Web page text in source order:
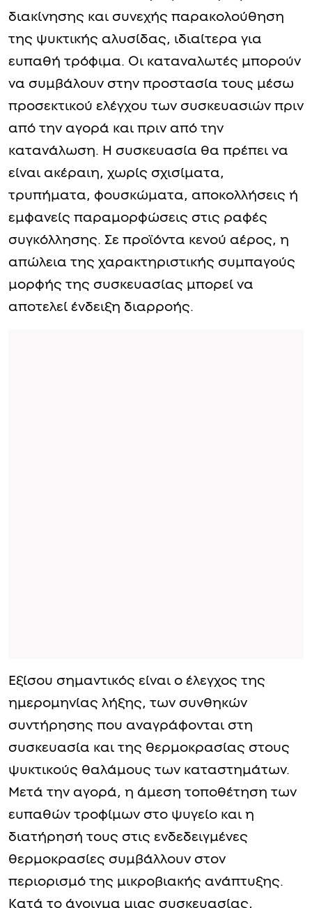
διακίνησης και συνεχής παρακολούθηση
της ψυκτικής αλυσίδας, ιδιαίτερα για
ευπαθή τρόφιμα. Οι καταναλωτές μπορούν
να συμβάλουν στην προστασία τους μέσω
προσεκτικού ελέγχου των συσκευασιών πριν
από την αγορά και πριν από την
κατανάλωση. Η συσκευασία θα πρέπει να
είναι ακέραιη, χωρίς σχισίματα,
τρυπήματα, φουσκώματα, αποκολλήσεις ή
εμφανείς παραμορφώσεις στις ραφές
συγκόλλησης. Σε προϊόντα κενού αέρος, η
απώλεια της χαρακτηριστικής συμπαγούς
μορφής της συσκευασίας μπορεί να
αποτελεί ένδειξη διαρροής.
Εξίσου σημαντικός είναι ο έλεγχος της
ημερομηνίας λήξης, των συνθηκών
συντήρησης που αναγράφονται στη
συσκευασία και της θερμοκρασίας στους
ψυκτικούς θαλάμους των καταστημάτων.
Μετά την αγορά, η άμεση τοποθέτηση των
ευπαθών τροφίμων στο ψυγείο και η
διατήρησή τους στις ενδεδειγμένες
θερμοκρασίες συμβάλλουν στον
περιορισμό της μικροβιακής ανάπτυξης.
Κατά το άνοιγμα μιας συσκευασίας,